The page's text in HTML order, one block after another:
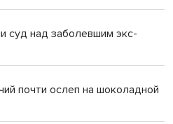
суд над заболевшим экс-
почти ослеп на шоколадной